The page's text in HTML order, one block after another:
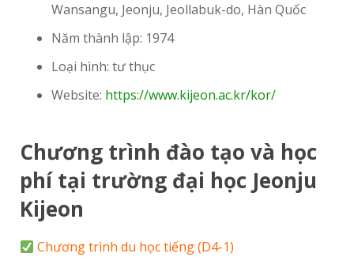
Wansangu, Jeonju, Jeollabuk-do, Hàn Quốc
Năm thành lập: 1974
Loại hình: tư thục
Website: https://www.kijeon.ac.kr/kor/
Chương trình đào tạo và học
phí tại trường đại học Jeonju
Kijeon
Chương trình du học tiếng (D4-1)